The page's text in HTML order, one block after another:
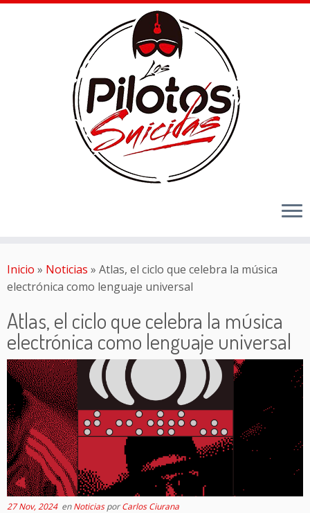
Inicio » Noticias » Atlas, el ciclo que celebra la música
electrónica como lenguaje universal
Atlas, el ciclo que celebra la música
electrónica como lenguaje universal
27 Nov, 2024enNoticiasporCarlos Ciurana